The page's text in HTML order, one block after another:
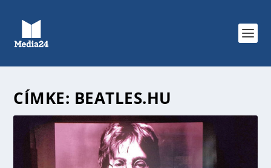
CÍMKE: BEATLES.HU